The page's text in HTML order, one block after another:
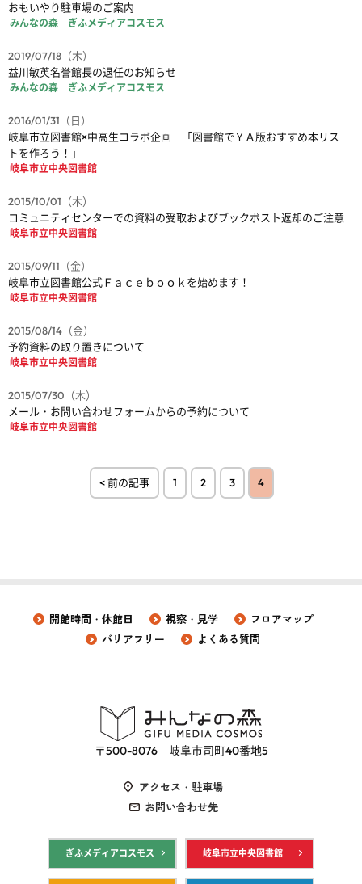
おもいやり駐車場のご案内
みんなの森 ぎふメディアコスモス
2019/07/18（木）
益川敏英名誉館長の退任のお知らせ
みんなの森 ぎふメディアコスモス
2016/01/31（日）
岐阜市立図書館×中高生コラボ企画 「図書館でＹＡ版おすすめ本リス
トを作ろう！」
岐阜市立中央図書館
2015/10/01（木）
コミュニティセンターでの資料の受取およびブックポスト返却のご注意
岐阜市立中央図書館
2015/09/11（金）
岐阜市立図書館公式Ｆａｃｅｂｏｏｋを始めます！
岐阜市立中央図書館
2015/08/14（金）
予約資料の取り置きについて
岐阜市立中央図書館
2015/07/30（木）
メール・お問い合わせフォームからの予約について
岐阜市立中央図書館
< 前の記事 1 2 3 4
開館時間・休館日 視察・見学
フロアマップ
バリアフリー
よくある質問
〒500-8076 岐阜市司町40番地5
アクセス・駐車場
お問い合わせ先
ぎふメディアコスモス 岐阜市立中央図書館